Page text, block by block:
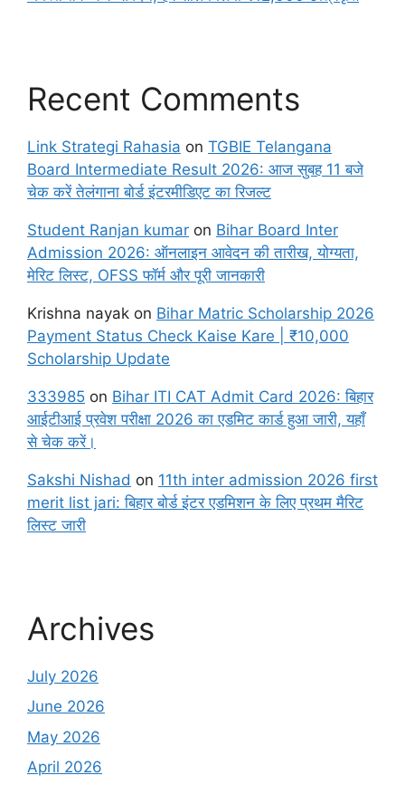
Recent Comments
Link Strategi Rahasia on TGBIE Telangana
Board Intermediate Result 2026: आज सुबह 11 बजे
चेक करें तेलंगाना बोर्ड इंटरमीडिएट का रिजल्ट
Student Ranjan kumar on Bihar Board Inter
Admission 2026: ऑनलाइन आवेदन की तारीख, योग्यता,
मेरिट लिस्ट, OFSS फॉर्म और पूरी जानकारी
Krishna nayak on Bihar Matric Scholarship 2026
Payment Status Check Kaise Kare | ₹10,000
Scholarship Update
333985 on Bihar ITI CAT Admit Card 2026: बिहार
आईटीआई प्रवेश परीक्षा 2026 का एडमिट कार्ड हुआ जारी, यहाँ
से चेक करें।
Sakshi Nishad on 11th inter admission 2026 first
merit list jari: बिहार बोर्ड इंटर एडमिशन के लिए प्रथम मैरिट
लिस्ट जारी
Archives
July 2026
June 2026
May 2026
April 2026